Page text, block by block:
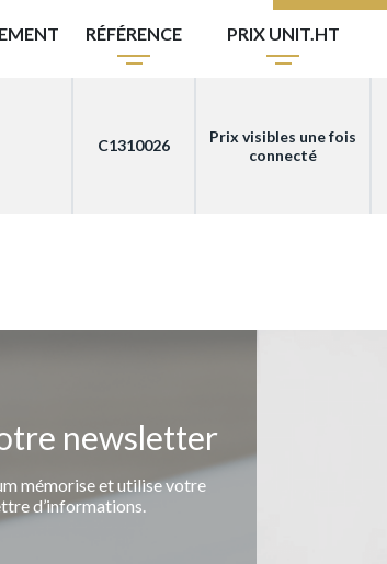
RÉFÉRENCE PRIX UNIT.HT
C1310026
Prix visibles une fois
connecté
newsletter
mémorise et utilise votre
d’informations.